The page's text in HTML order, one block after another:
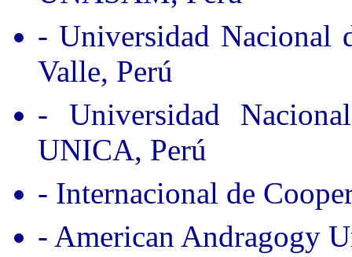
- Universidad Nacional
Valle, Perú
- Universidad
UNICA, Perú
- Internacional de
- American Andragogy